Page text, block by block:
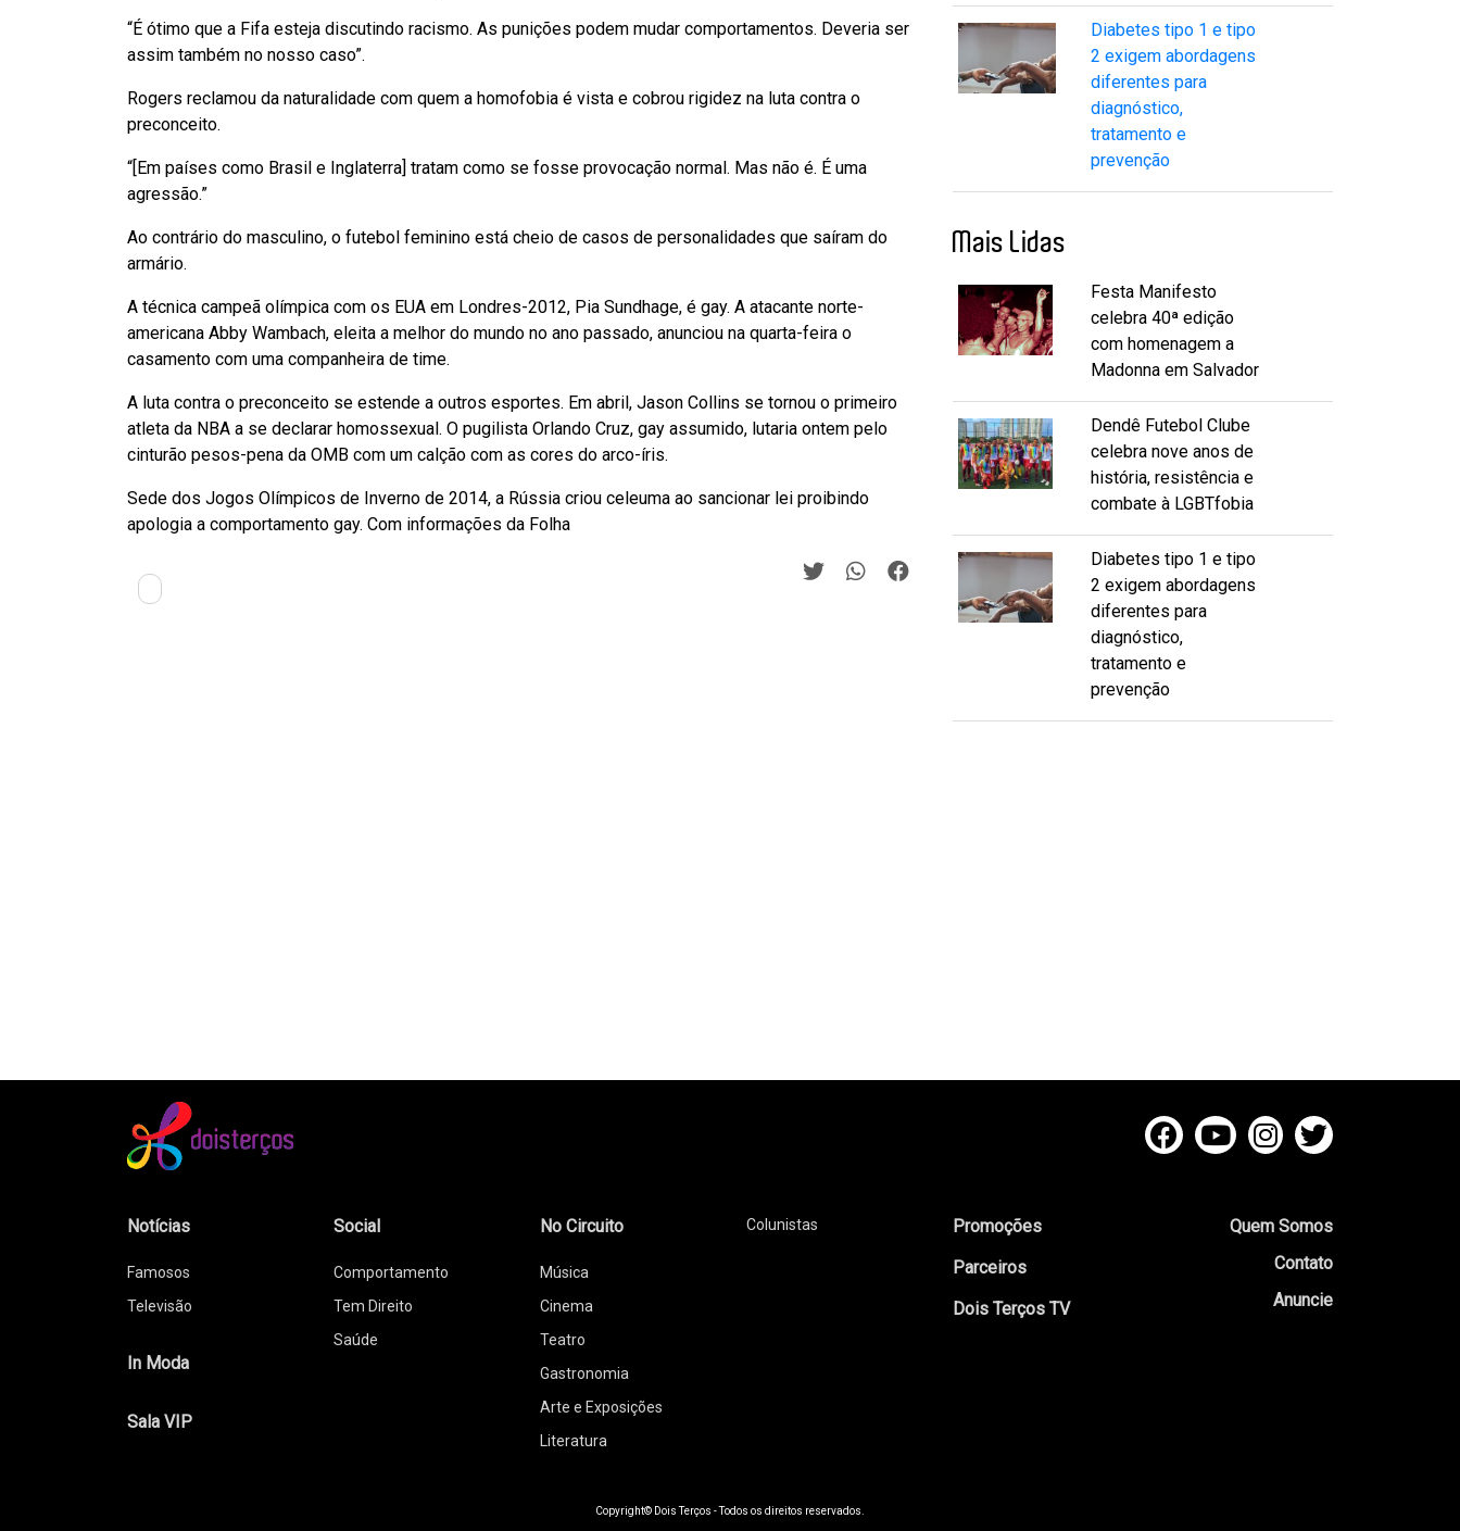
“É ótimo que a Fifa esteja discutindo racismo. As punições podem mudar comportamentos. Deveria ser
assim também no nosso caso”.
Rogers reclamou da naturalidade com quem a homofobia é vista e cobrou rigidez na luta contra o
preconceito.
“[Em países como Brasil e Inglaterra] tratam como se fosse provocação normal. Mas não é. É uma
agressão.”
Ao contrário do masculino, o futebol feminino está cheio de casos de personalidades que saíram do
armário.
A técnica campeã olímpica com os EUA em Londres-2012, Pia Sundhage, é gay. A atacante norte-
americana Abby Wambach, eleita a melhor do mundo no ano passado, anunciou na quarta-feira o
casamento com uma companheira de time.
A luta contra o preconceito se estende a outros esportes. Em abril, Jason Collins se tornou o primeiro
atleta da NBA a se declarar homossexual. O pugilista Orlando Cruz, gay assumido, lutaria ontem pelo
cinturão pesos-pena da OMB com um calção com as cores do arco-íris.
Sede dos Jogos Olímpicos de Inverno de 2014, a Rússia criou celeuma ao sancionar lei proibindo
apologia a comportamento gay. Com informações da Folha
Diabetes tipo 1 e tipo
2 exigem abordagens
diferentes para
diagnóstico,
tratamento e
prevenção
Mais Lidas
Festa Manifesto
celebra 40ª edição
com homenagem a
Madonna em Salvador
Dendê Futebol Clube
celebra nove anos de
história, resistência e
combate à LGBTfobia
Diabetes tipo 1 e tipo
2 exigem abordagens
diferentes para
diagnóstico,
tratamento e
prevenção
Notícias
Famosos
Televisão
In Moda
Sala VIP
Social
Comportamento
Tem Direito
Saúde
No Circuito
Música
Cinema
Teatro
Gastronomia
Arte e Exposições
Literatura
Colunistas
Promoções
Parceiros
Dois Terços TV
Quem Somos
Contato
Anuncie
Copyright© Dois Terços - Todos os direitos reservados.